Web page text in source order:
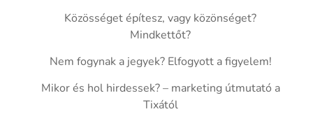
Közösséget építesz, vagy közönséget?
Mindkettőt?
Nem fogynak a jegyek? Elfogyott a figyelem!
Mikor és hol hirdessek? – marketing útmutató a
Tixától